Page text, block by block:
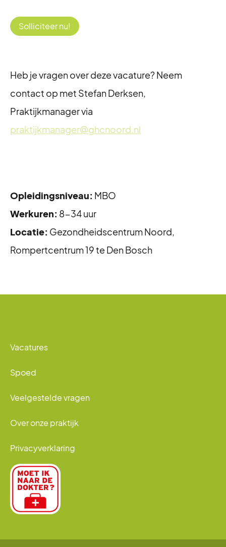
Solliciteer nu!
Heb je vragen over deze vacature? Neem
contact op met Stefan Derksen,
Praktijkmanager via
praktijkmanager@ghcnoord.nl
Opleidingsniveau: MBO
Werkuren: 8-34 uur
Locatie: Gezondheidscentrum Noord,
Rompertcentrum 19 te Den Bosch
Vacatures
Spoed
Veelgestelde vragen
Over onze praktijk
Privacyverklaring